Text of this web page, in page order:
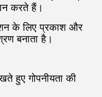
करते हैं।
के लिए प्रकाश और
बनाता है।
हुए गोपनीयता की